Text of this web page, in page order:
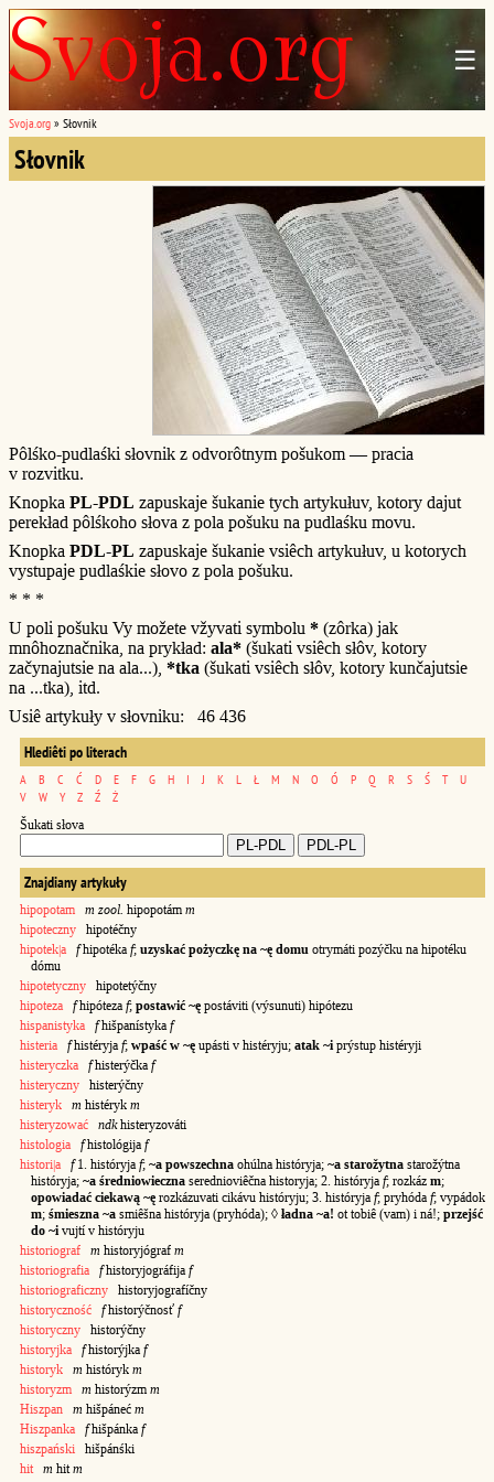
☰
Svoja.org » Słovnik
Słovnik
Pôlśko-pudlaśki słovnik z odvorôtnym pošukom — pracia
v rozvitku.
Knopka PL-PDL zapuskaje šukanie tych artykułuv, kotory dajut
perekład pôlśkoho słova z pola pošuku na pudlaśku movu.
Knopka PDL-PL zapuskaje šukanie vsiêch artykułuv, u kotorych
vystupaje pudlaśkie słovo z pola pošuku.
* * *
U poli pošuku Vy možete vžyvati symbolu * (zôrka) jak
mnôhoznačnika, na prykład: ala* (šukati vsiêch słôv, kotory
začynajutsie na ala...), *tka (šukati vsiêch słôv, kotory kunčajutsie
na ...tka), itd.
Usiê artykuły v słovniku: 46 436
Hlediêti po literach
A B C Ć D E F G H I J K L Ł M N O Ó P Q R S Ś T
U
V
W Y Z Ź Ż
Šukati słova
Znajdiany artykuły
hipopotam m zool. hipopotám m
hipoteczny hipotéčny
hipotek|a
fhipotéka f; uzyskać pożyczkę na ~ę domu otrymáti pozýčku na hipotéku
dómu
hipotetyczny hipotetýčny
hipoteza
fhipóteza f; postawić ~ę postáviti (výsunuti) hipótezu
hispanistyka
fhišpanístyka f
histeria
fhistéryja f; wpaść w ~ę upásti v histéryju; atak ~i prýstup histéryji
histeryczka
fhisterýčka f
histeryczny histerýčny
histeryk
m histéryk m
histeryzować
ndkhisteryzováti
histologia
fhistológija f
histori|a
f1. históryja f; ~a powszechna ohúlna históryja; ~a starožytna starožýtna
históryja; ~a średniowieczna serednioviêčna historyja; 2. históryja f; rozkáz m;
opowiadać ciekawą ~ę rozkázuvati cikávu históryju; 3. históryja f; pryhóda f; vypádok
m; śmieszna ~a smiêšna históryja (pryhóda); ◊ ładna ~a! ot tobiê (vam) i ná!; przejść
do ~i vujtí v históryju
historiograf
m historyjógraf m
historiografia
fhistoryjográfija f
historiograficzny historyjografíčny
historyczność
fhistorýčnosť f
historyczny historýčny
historyjka
fhistorýjka f
historyk
m históryk m
historyzm
m historýzm m
Hiszpan
m hišpáneć m
Hiszpanka
fhišpánka f
hiszpański hišpánśki
hit
m hit m